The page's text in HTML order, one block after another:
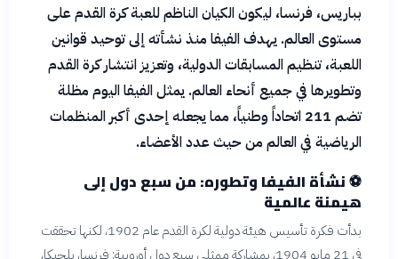
بباريس، فرنسا، ليكون الكيان الناظم للعبة كرة القدم على
مستوى العالم. يهدف الفيفا منذ نشأته إلى توحيد قوانين
اللعبة، تنظيم المسابقات الدولية، وتعزيز انتشار كرة القدم
وتطويرها في جميع أنحاء العالم. يمثل الفيفا اليوم مظلة
تضم 211 اتحاداً وطنياً، مما يجعله إحدى أكبر المنظمات
الرياضية في العالم من حيث عدد الأعضاء.
⚽نشأة الفيفا وتطوره: من سبع دول إلى
هيمنة عالمية
بدأت فكرة تأسيس هيئة دولية لكرة القدم عام 1902، لكنها تحققت
في 21 مايو 1904، بمشاركة ممثلي سبع دول أوروبية: فرنسا، بلجيكا،